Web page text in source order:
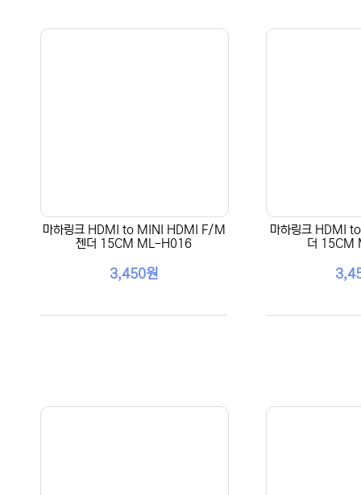
마하링크 HDMI to MINI HDMI F/M
젠더 15CM ML-H016
3,450원
마하링크 HDMI
더 15CM